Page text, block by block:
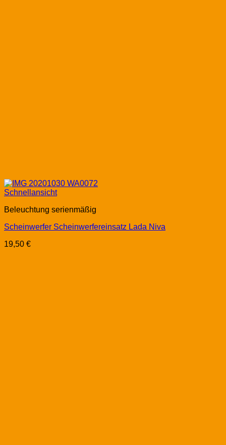
Schnellansicht
Beleuchtung serienmäßig
Scheinwerfer Scheinwerfereinsatz Lada Niva
19,50 €